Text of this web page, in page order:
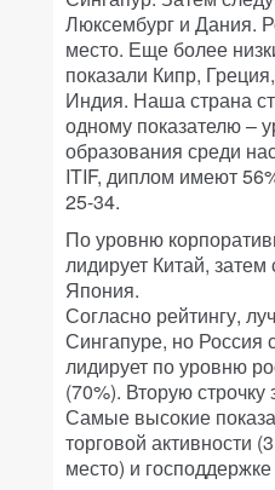
Люксембург и Дания.
место. Еще более
показали Кипр,
Индия. Наша страна
одному показателю –
образования среди
ITIF, диплом имеют
25-34.
По уровню
лидирует Китай,
Япония.
Согласно рейтингу,
Сингапуре, но
лидирует по уровню
(70%). Вторую строчку
Самые высокие
торговой активности
место) и